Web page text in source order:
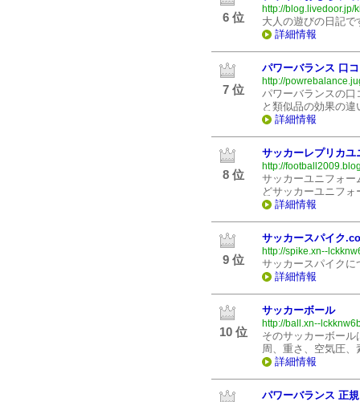
6 位
http://blog.livedoor.jp/
大人の遊びの日記で
詳細情報
7 位
パワーバランス 口
http://
パワーバランスの口
と類似品の効果の違
詳細情報
8 位
サッカーレプリカユ
http://
サッカーユニフォー
どサッカーユニフ
詳細情報
9 位
サッカースパイク
http://spike.xn--
サッカースパイクに
詳細情報
10 位
サッカーボール
http://ball.xn--
そのサッカーボー
周、重さ、空気圧
詳細情報
パワーバランス 正規